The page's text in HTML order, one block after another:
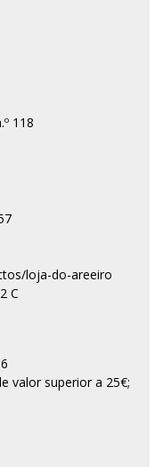
118
loja-do-areeiro
C
valor superior a 25€;